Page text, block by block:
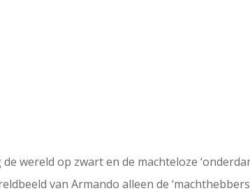
wereld op zwart en de machteloze
van Armando alleen de